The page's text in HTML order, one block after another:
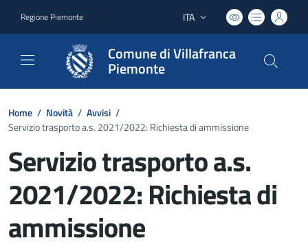
Regione Piemonte Lingua attiva:
ITA
Comune di Villafranca
Piemonte
Home / Novità / Avvisi /
Servizio trasporto a.s. 2021/2022: Richiesta di ammissione
Servizio trasporto a.s.
2021/2022: Richiesta di
ammissione